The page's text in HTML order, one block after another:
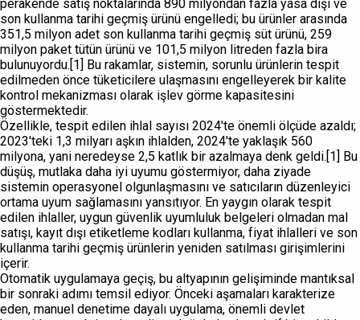
perakende satış noktalarında 890 milyondan fazla yasa dışı ve
son kullanma tarihi geçmiş ürünü engelledi; bu ürünler arasında
351,5 milyon adet son kullanma tarihi geçmiş süt ürünü, 259
milyon paket tütün ürünü ve 101,5 milyon litreden fazla bira
bulunuyordu.[1] Bu rakamlar, sistemin, sorunlu ürünlerin tespit
edilmeden önce tüketicilere ulaşmasını engelleyerek bir kalite
kontrol mekanizması olarak işlev görme kapasitesini
göstermektedir.
Özellikle, tespit edilen ihlal sayısı 2024'te önemli ölçüde azaldı;
2023'teki 1,3 milyarı aşkın ihlalden, 2024'te yaklaşık 560
milyona, yani neredeyse 2,5 katlık bir azalmaya denk geldi.[1] Bu
düşüş, mutlaka daha iyi uyumu göstermiyor, daha ziyade
sistemin operasyonel olgunlaşmasını ve satıcıların düzenleyici
ortama uyum sağlamasını yansıtıyor. En yaygın olarak tespit
edilen ihlaller, uygun güvenlik uyumluluk belgeleri olmadan mal
satışı, kayıt dışı etiketleme kodları kullanma, fiyat ihlalleri ve son
kullanma tarihi geçmiş ürünlerin yeniden satılması girişimlerini
içerir.
Otomatik uygulamaya geçiş, bu altyapının gelişiminde mantıksal
bir sonraki adımı temsil ediyor. Önceki aşamaları karakterize
eden, manuel denetime dayalı uygulama, önemli devlet